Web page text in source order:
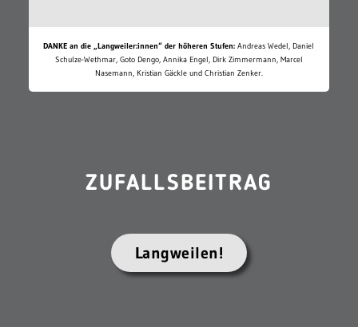
DANKE an die „Langweiler:innen“ der höheren Stufen: Andreas Wedel, Daniel
Schulze-Wethmar, Goto Dengo, Annika Engel, Dirk Zimmermann, Marcel
Nasemann, Kristian Gäckle und Christian Zenker.
ZUFALLSBEITRAG
Langweilen!